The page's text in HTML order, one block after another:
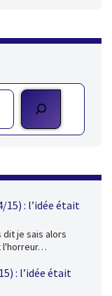
15) : l’idée était
dit je sais alors
l'horreur…
: l’idée était